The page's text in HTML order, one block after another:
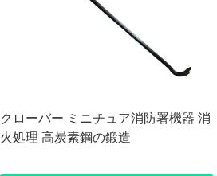
クローバー ミニチュア消防署機器 消
火処理 高炭素鋼の鍛造